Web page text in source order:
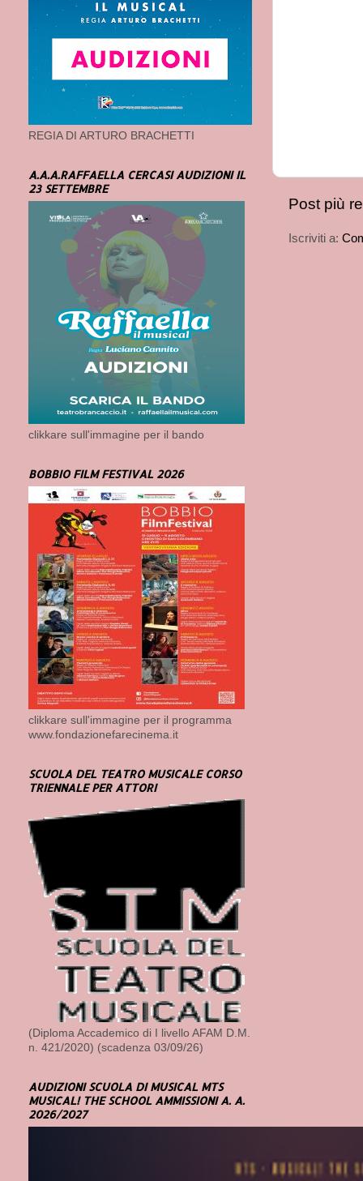
Post più
Iscriviti a:
REGIA DI ARTURO BRACHETTI
A.A.A.RAFFAELLA CERCASI AUDIZIONI IL
23 SETTEMBRE
clikkare sull'immagine per il bando
BOBBIO FILM FESTIVAL 2026
clikkare sull'immagine per il programma
www.fondazionefarecinema.it
SCUOLA DEL TEATRO MUSICALE CORSO
TRIENNALE PER ATTORI
(Diploma Accademico di I livello AFAM D.M.
n. 421/2020) (scadenza 03/09/26)
AUDIZIONI SCUOLA DI MUSICAL MTS
MUSICAL! THE SCHOOL AMMISSIONI A. A.
2026/2027